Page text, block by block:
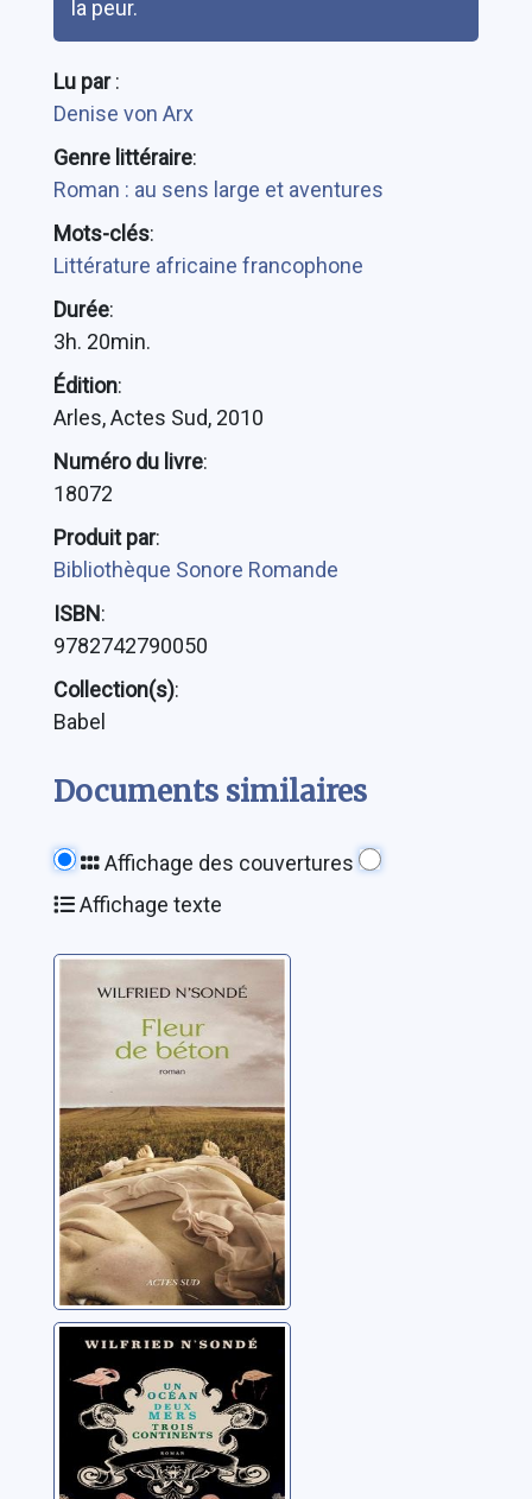
la peur.
Lu par:
Denise von Arx
Genre littéraire:
Roman : au sens large et aventures
Mots-clés:
Littérature africaine francophone
Durée:
3h. 20min.
Édition:
Arles, Actes Sud, 2010
Numéro du livre:
18072
Produit par:
Bibliothèque Sonore Romande
ISBN:
9782742790050
Collection(s):
Babel
Documents similaires
Affichage des couvertures
Affichage texte
Fleur de béton:
roman
N'Sondé, Wilfried
Un océan, deux
mers, trois
continents
N'Sondé, Wilfried